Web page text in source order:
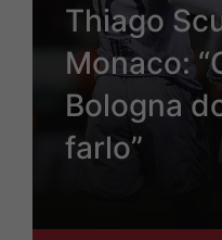
Thiago
Monaco:
Bologna
farlo”